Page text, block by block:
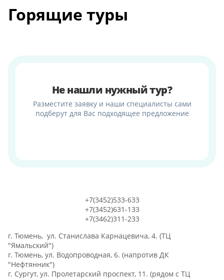
Горящие туры
Не нашли нужный тур?
Разместите заявку и наши специалисты сами
подберут для Вас подходящее предложение
+7(3452)533-633
+7(3452)631-133
+7(3462)311-233
г. Тюмень, ул. Станислава Карнацевича, 4. (ТЦ
"Ямальский")
г. Тюмень, ул. Водопроводная, 6. (напротив ДК
"Нефтянник")
г. Сургут, ул. Пролетарский проспект, 11. (рядом с ТЦ